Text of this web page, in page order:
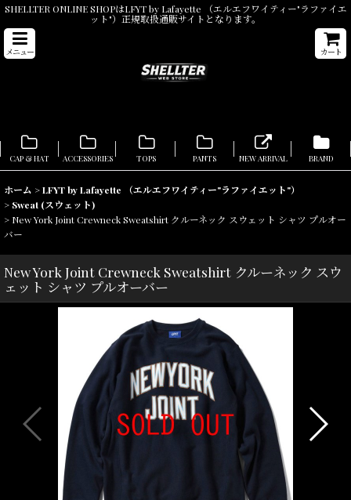
SHELLTER ONLINE SHOPはLFYT by Lafayette （エルエフワイティー"ラファイエ
ット"）正規取扱通販サイトとなります。
メニュー カート
CAP & HAT ACCESSORIES TOPS PANTS NEW ARRIVAL BRAND
ホーム >LFYT by Lafayette （エルエフワイティー"ラファイエット"）
> Sweat (スウェット)
> New York Joint Crewneck Sweatshirt クルーネック スウェット シャツ プルオー
バー
New York Joint Crewneck Sweatshirt クルーネック スウ
ェット シャツ プルオーバー